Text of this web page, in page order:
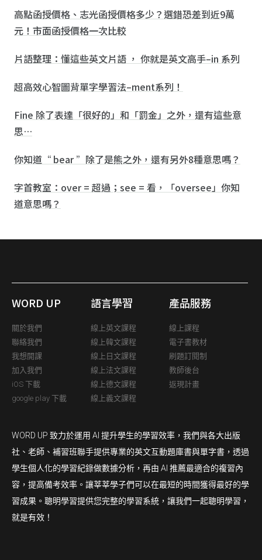
高點函授價格、志光函授價格多少？選錯恐差到近9萬
元！市面函授價格一次比較
片語整理：懂這些英文片語 ， 你就是英文高手–in 系列
超高效心智圖背單字學習法–ment系列！
Fine 除了表達「很好的」和「罰金」之外，還有這些意
思…
你知道“ bear ”除了是熊之外，還有另外8種意思嗎？
字首教室：over = 超過；see = 看，「oversee」你知
道意思嗎？
WORD UP
關於我們
聯絡我們
我想開課
加入我們
iOS 下載
google play 下載
語言學習
線上英文課程
線上韓文課程
線上日文課程
線上法文課程
線上德文課程
線上義文課程
產品服務
線上課程
電子書教材
刷題訂閱制
教師後台
返現計畫
WORD UP 致力於運用 AI 提升學生的學習效率，我們與各大出版
社、老師、補習班聯手提供專業的英文互動題庫書與單字書，透過
學生個人化的學習紀錄做數據分析，再由 AI 推薦最適合的複習內
容，提高備考效率。讓莘莘學子們可以在最短的時間獲得最好的學
習成果。聰明學習提供您完整的學習系統，讓我們一起聰明學習，
就是有效！